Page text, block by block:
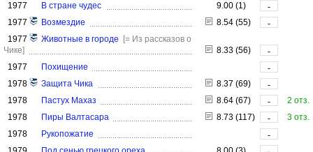
1977
В стране чудес 9.00 (1)
-
1977
Возмездие 8.54 (55)
-
1977
Животные в городе
[= Из рассказов о
Чике]
8.33 (56)
-
1977
Похищение
-
1978
Защита Чика 8.37 (69)
-
1978
Пастух Махаз 8.64 (67) -
2 отз.
1978
Пиры Валтасара 8.73 (117) -
3 отз.
1978
Рукопожатие
-